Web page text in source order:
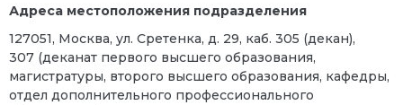
Адреса местоположения подразделения
127051, Москва, ул. Сретенка, д. 29, каб. 305 (декан),
307 (деканат первого высшего образования,
магистратуры, второго высшего образования, кафедры,
отдел дополнительного профессионального